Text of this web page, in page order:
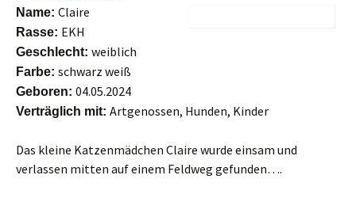
Name: Claire
Rasse: EKH
Geschlecht: weiblich
Farbe: schwarz weiß
Geboren: 04.05.2024
Verträglich mit: Artgenossen, Hunden, Kinder
Das kleine Katzenmädchen Claire wurde einsam und
verlassen mitten auf einem Feldweg gefunden….